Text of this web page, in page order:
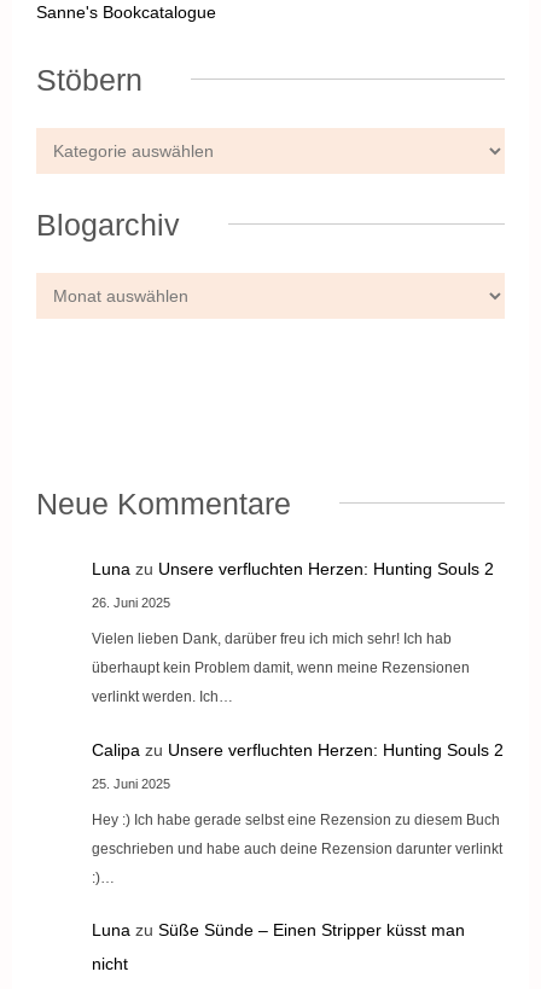
Sanne's Bookcatalogue
Stöbern
Blogarchiv
Neue Kommentare
Luna zu Unsere verfluchten Herzen: Hunting Souls 2
26. Juni 2025
Vielen lieben Dank, darüber freu ich mich sehr! Ich hab
überhaupt kein Problem damit, wenn meine Rezensionen
verlinkt werden. Ich…
Calipa zu Unsere verfluchten Herzen: Hunting Souls 2
25. Juni 2025
Hey :) Ich habe gerade selbst eine Rezension zu diesem Buch
geschrieben und habe auch deine Rezension darunter verlinkt
:)…
Luna zu Süße Sünde – Einen Stripper küsst man
nicht